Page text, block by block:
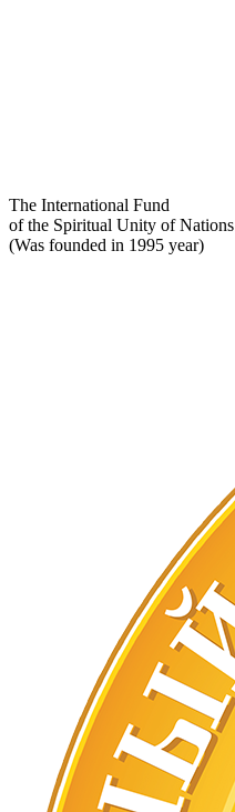
The International Fund
of the Spiritual Unity of Nations
(Was founded in 1995 year)